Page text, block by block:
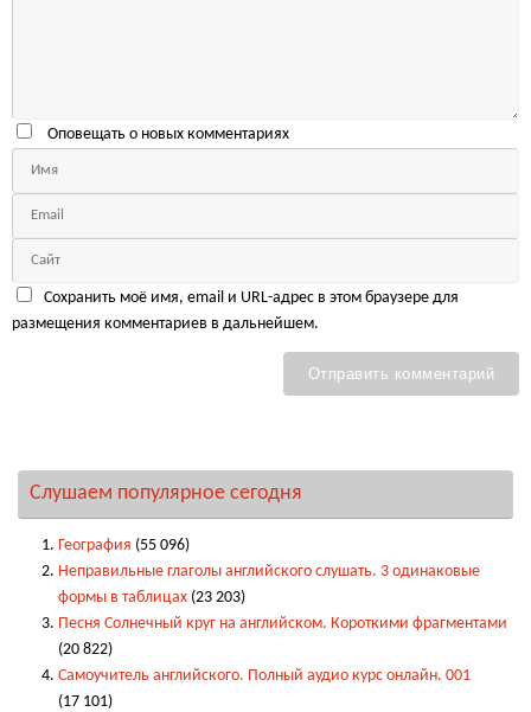
Оповещать о новых комментариях
Сохранить моё имя, email и URL-адрес в этом браузере для
размещения комментариев в дальнейшем.
Слушаем популярное сегодня
География (55 096)
Неправильные глаголы английского слушать. 3 одинаковые
формы в таблицах (23 203)
Песня Солнечный круг на английском. Короткими фрагментами
(20 822)
Самоучитель английского. Полный аудио курс онлайн. 001
(17 101)